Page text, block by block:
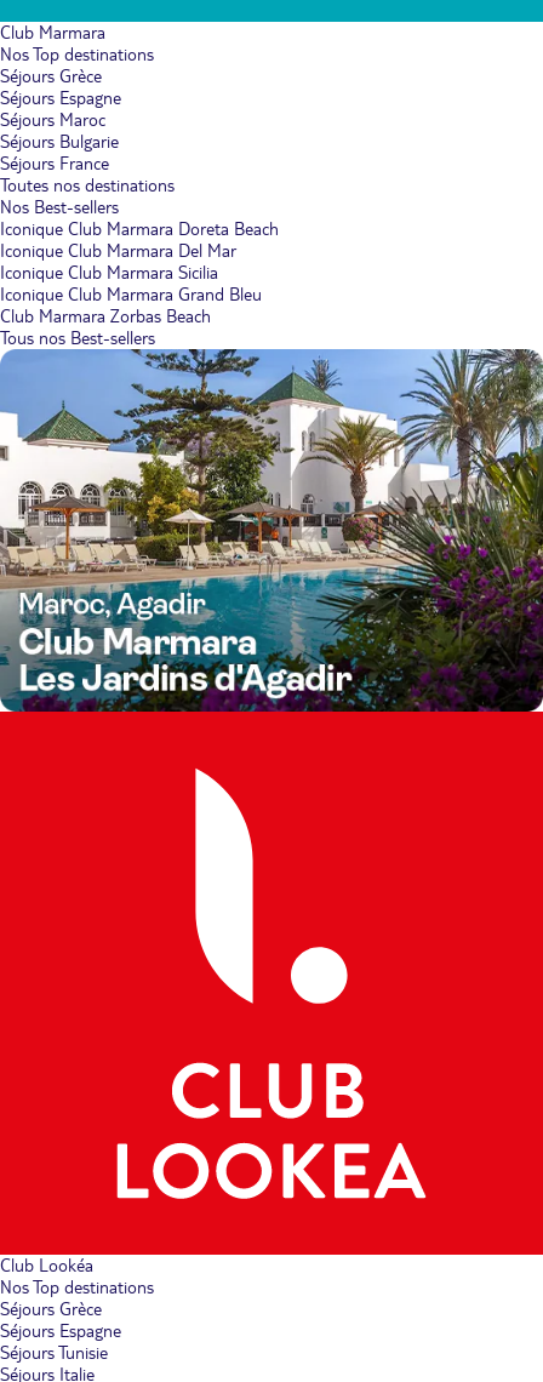
Club Marmara
Nos Top destinations
Séjours Grèce
Séjours Espagne
Séjours Maroc
Séjours Bulgarie
Séjours France
Toutes nos destinations
Nos Best-sellers
Iconique Club Marmara Doreta Beach
Iconique Club Marmara Del Mar
Iconique Club Marmara Sicilia
Iconique Club Marmara Grand Bleu
Club Marmara Zorbas Beach
Tous nos Best-sellers
Club Lookéa
Nos Top destinations
Séjours Grèce
Séjours Espagne
Séjours Tunisie
Séjours Italie